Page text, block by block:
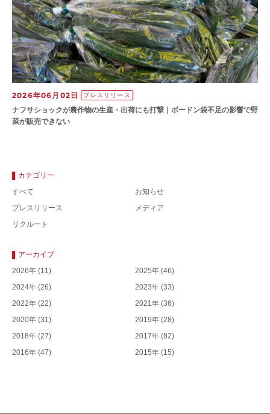
2026年06月02日 プレスリリース
ナフサショックが農作物の⽣産・出荷にも打撃｜ボードン袋不⾜の影響で野
菜が販売できない
カテゴリー
すべて
お知らせ
プレスリリース
メディア
リクルート
アーカイブ
2026年 (11) 2025年 (46)
2024年 (26) 2023年 (33)
2022年 (22) 2021年 (36)
2020年 (31) 2019年 (28)
2018年 (27) 2017年 (82)
2016年 (47) 2015年 (15)